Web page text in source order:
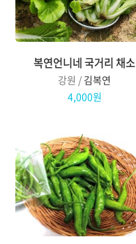
복연언니네 국거리 채소
강원 / 김복연
4,000원